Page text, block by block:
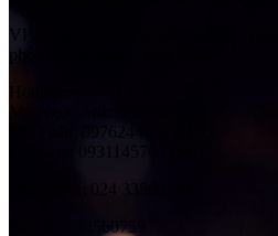
VP HCM:
Số 525/1/10H Quang
phố Hồ Chí Minh, Việt Nam
Hotline:
Mr. Ngọc Anh: 0983565628
Mr. Tuấn: 0976244181 (HN)
Mr. Lâm: 0931145765 (SG)
024 33560759